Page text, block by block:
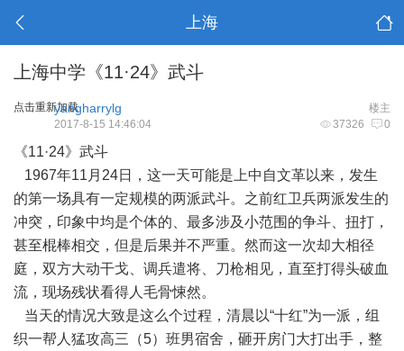
上海
上海中学《11·24》武斗
点击重新加载 楼主
yangharrylg
37326 0
2017-8-15 14:46:04
《11·24》武斗
1967年11月24日，这一天可能是上中自文革以来，发生
的第一场具有一定规模的两派武斗。之前红卫兵两派发生的
冲突，印象中均是个体的、最多涉及小范围的争斗、扭打，
甚至棍棒相交，但是后果并不严重。然而这一次却大相径
庭，双方大动干戈、调兵遣将、刀枪相见，直至打得头破血
流，现场残状看得人毛骨悚然。
当天的情况大致是这么个过程，清晨以“十红”为一派，组
织一帮人猛攻高三（5）班男宿舍，砸开房门大打出手，整